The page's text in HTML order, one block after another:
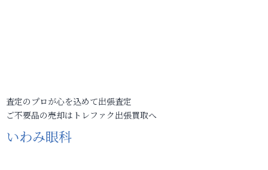
査定のプロが心を込めて出張査定
ご不要品の売却はトレファク出張買取へ
いわみ眼科